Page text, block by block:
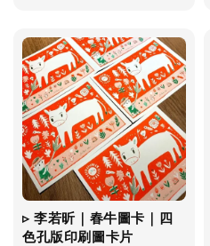
▹ 李若昕｜春牛圖卡｜四
色孔版印刷圖卡片